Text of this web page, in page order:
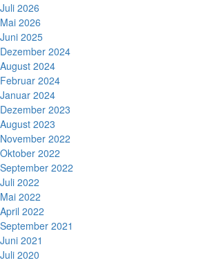
Juli 2026
Mai 2026
Juni 2025
Dezember 2024
August 2024
Februar 2024
Januar 2024
Dezember 2023
August 2023
November 2022
Oktober 2022
September 2022
Juli 2022
Mai 2022
April 2022
September 2021
Juni 2021
Juli 2020